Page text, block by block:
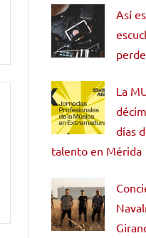
Así
La
días
talento en Mérida